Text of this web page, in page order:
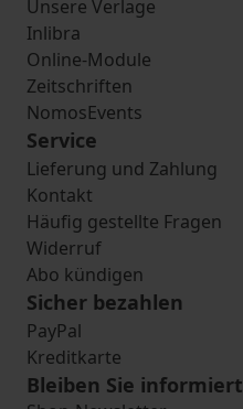
Unsere Verlage
Inlibra
Online-Module
Zeitschriften
NomosEvents
Service
Lieferung und Zahlung
Kontakt
Häufig gestellte Fragen
Widerruf
Abo kündigen
Sicher bezahlen
PayPal
Kreditkarte
Bleiben Sie informiert